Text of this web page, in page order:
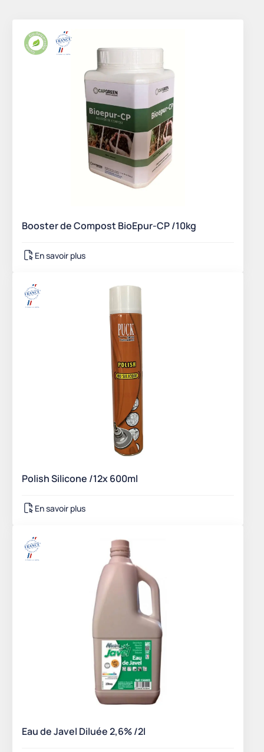
Booster de Compost BioEpur-CP /10kg
En savoir plus
Polish Silicone /12x 600ml
En savoir plus
Eau de Javel Diluée 2,6% /2l